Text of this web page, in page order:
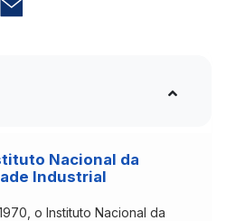
Nacional da
Industrial
o Instituto Nacional da